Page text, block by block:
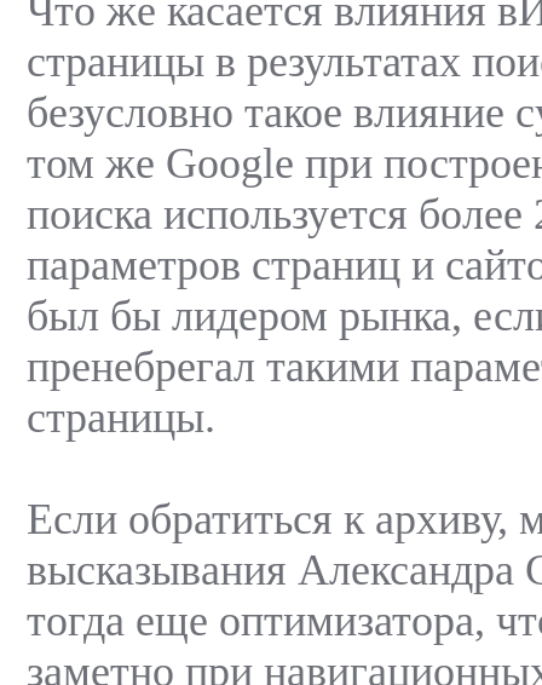
Что же касается влияния
страницы в результатах
безусловно такое влияние
том же Google при
поиска используется
параметров страниц и
был бы лидером рынка,
пренебрегал такими
страницы.
Если обратиться к архиву,
высказывания Александра
тогда еще оптимизатора,
заметно при